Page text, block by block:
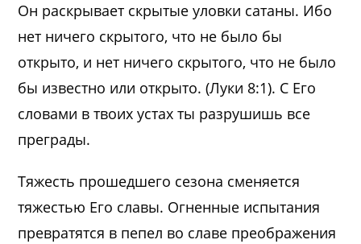
Он раскрывает скрытые уловки сатаны. Ибо
нет ничего скрытого, что не было бы
открыто, и нет ничего скрытого, что не было
бы известно или открыто. (Луки 8:1). С Его
словами в твоих устах ты разрушишь все
преграды.
Тяжесть прошедшего сезона сменяется
тяжестью Его славы. Огненные испытания
превратятся в пепел во славе преображения